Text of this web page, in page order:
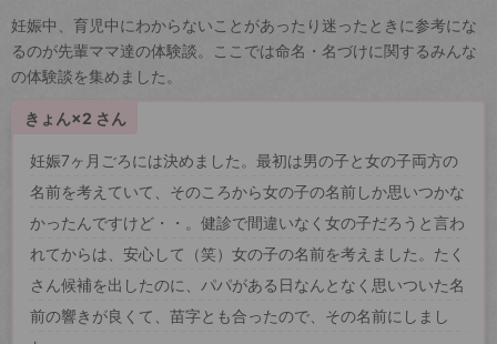
妊娠中、育児中にわからないことがあったり迷ったときに参考にな
るのが先輩ママ達の体験談。ここでは命名・名づけに関するみんな
の体験談を集めました。
きょん×2 さん
妊娠7ヶ月ごろには決めました。最初は男の子と女の子両方の
名前を考えていて、そのころから女の子の名前しか思いつかな
かったんですけど・・。健診で間違いなく女の子だろうと言わ
れてからは、安心して（笑）女の子の名前を考えました。たく
さん候補を出したのに、パパがある日なんとなく思いついた名
前の響きが良くて、苗字とも合ったので、その名前にしまし